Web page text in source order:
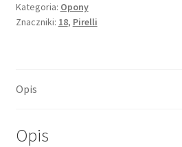
ZR
18
Kategoria: Opony
Znaczniki: 18, Pirelli
Opis
Opis